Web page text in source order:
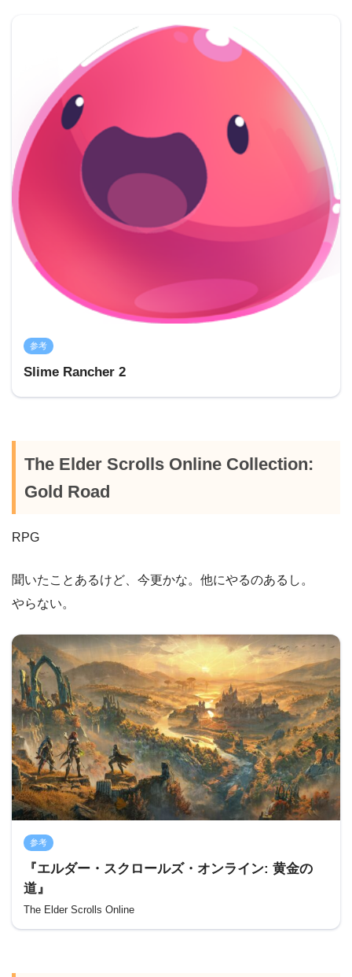
参考
Slime Rancher 2
The Elder Scrolls Online Collection:
Gold Road
RPG
聞いたことあるけど、今更かな。他にやるのあるし。
やらない。
参考
『エルダー・スクロールズ・オンライン: 黄金の
道』
The Elder Scrolls Online